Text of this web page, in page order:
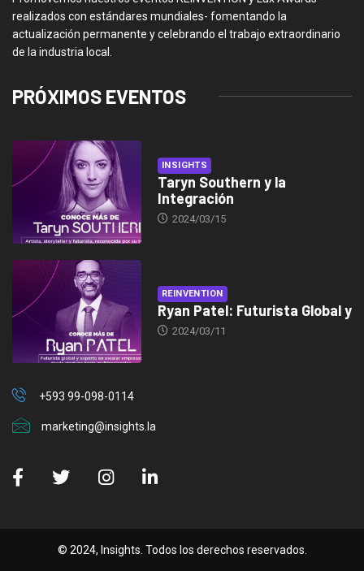
realizados con estándares mundiales- fomentando la
actualización permanente y celebrando el trabajo extraordinario
de la industria local.
PRÓXIMOS EVENTOS
INSIGHTS
Taryn Southern y la
Integración
2024/03/15
REINVENTION
Ryan Patel: Futurista Global y
2024/03/11
+593 99-098-0114
marketing@insights.la
© 2024, Insights. Todos los derechos reservados.